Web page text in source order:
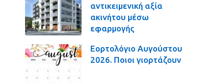
αντικειμενική αξία
ακινήτου μέσω
εφαρμογής
Εορτολόγιο Αυγούστου
2026. Ποιοι γιορτάζουν